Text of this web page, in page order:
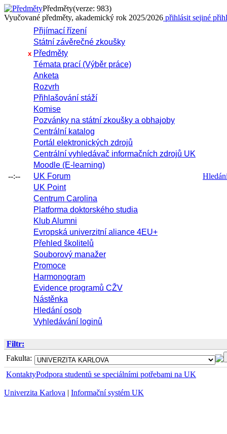
Předměty(verze: 983)
Vyučované předměty, akademický rok 2025/2026 přihlásit sejiné
--:--
Přijímací řízení
Státní závěrečné zkoušky
x Předměty
Témata prací (Výběr práce)
Anketa
Rozvrh
Přihlašování stáží
Komise
Pozvánky na státní zkoušky a obhajoby
Centrální katalog
Portál elektronických zdrojů
Centrální vyhledávač informačních zdrojů UK
Moodle (E-learning)
UK Forum
UK Point
Centrum Carolina
Platforma doktorského studia
Klub Alumni
Evropská univerzitní aliance 4EU+
Přehled školitelů
Souborový manažer
Promoce
Harmonogram
Evidence programů CŽV
Nástěnka
Hledání osob
Vyhledávání loginů
Filtr:
Fakulta:
KontaktyPodpora studentů se speciálními potřebami na UK
Univerzita Karlova | Informační systém UK